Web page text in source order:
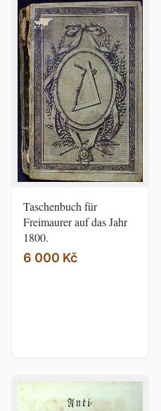
Taschenbuch für
Freimaurer auf das Jahr
1800.
6 000 Kč